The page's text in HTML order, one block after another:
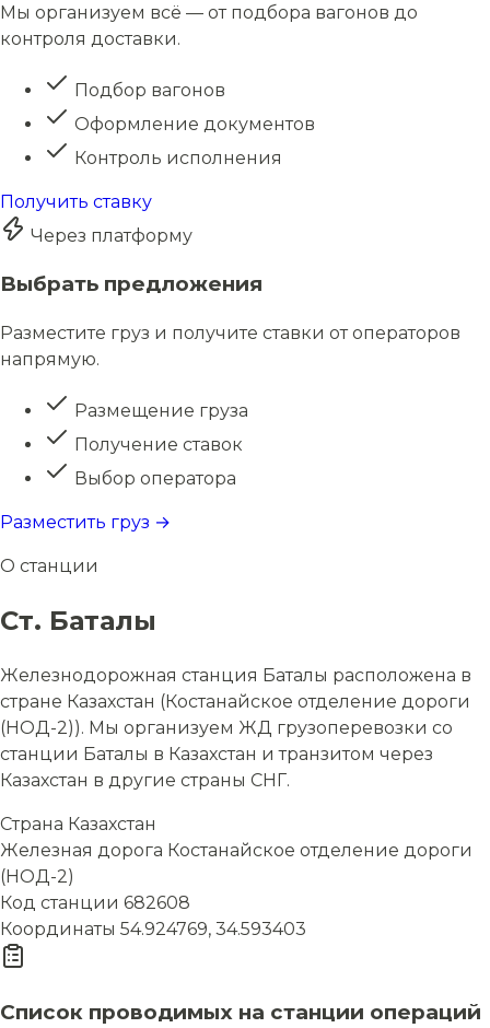
Мы организуем всё — от подбора вагонов до
контроля доставки.
Подбор вагонов
Оформление документов
Контроль исполнения
Получить ставку
Через платформу
Выбрать предложения
Разместите груз и получите ставки от операторов
напрямую.
Размещение груза
Получение ставок
Выбор оператора
Разместить груз →
О станции
Ст. Баталы
Железнодорожная станция Баталы расположена в
стране Казахстан (Костанайское отделение дороги
(НОД-2)). Мы организуем ЖД грузоперевозки со
станции Баталы в Казахстан и транзитом через
Казахстан в другие страны СНГ.
Страна Казахстан
Железная дорога Костанайское отделение дороги
(НОД-2)
Код станции 682608
Координаты 54.924769, 34.593403
Список проводимых на станции операций